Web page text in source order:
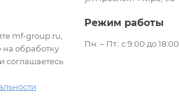
mf-group.ru,
на обработку
соглашаетесь
Режим работы
Пн. – Пт.: с 9:00 до 18:00